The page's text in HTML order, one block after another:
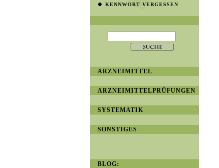
KENNWORT VERGESSEN
ARZNEIMITTEL
ARZNEIMITTELPRÜFUNGEN
SYSTEMATIK
SONSTIGES
BLOG: